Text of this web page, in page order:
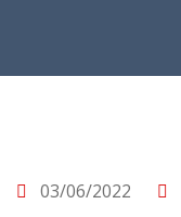
03/06/2022